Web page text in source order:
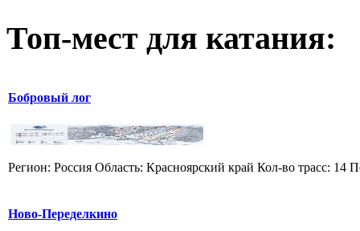
Топ-мест для катания:
Бобровый лог
Регион: Россия Область: Красноярский край Кол-во трасс:
Ново-Переделкино